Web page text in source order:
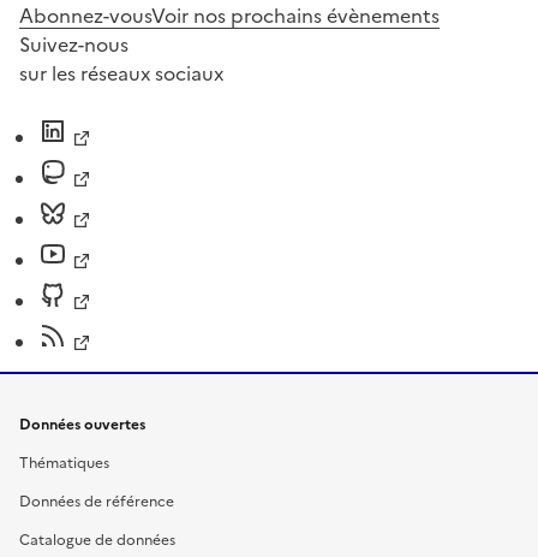
Abonnez-vousVoir nos prochains évènements
Suivez-nous
sur les réseaux sociaux
Données ouvertes
Thématiques
Données de référence
Catalogue de données